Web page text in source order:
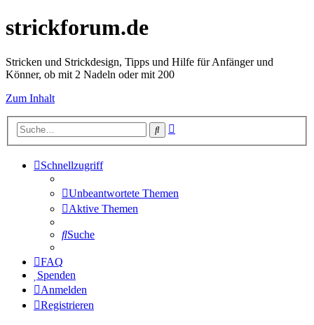
strickforum.de
Stricken und Strickdesign, Tipps und Hilfe für Anfänger und
Könner, ob mit 2 Nadeln oder mit 200
Zum Inhalt
Suche
Schnellzugriff
Unbeantwortete Themen
Aktive Themen
Suche
FAQ
Spenden
Anmelden
Registrieren